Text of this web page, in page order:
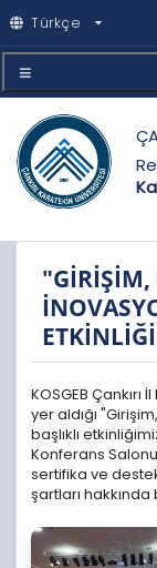
Türkçe
"GİRİŞİM,
KOSGEB
yer aldığı
başlıklı
Konferans
sertifika ve
şartları